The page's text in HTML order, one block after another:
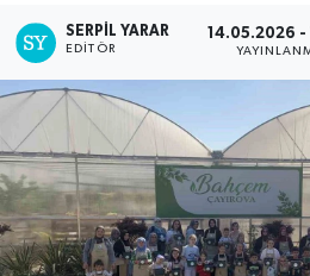
SERPİL YARAR
EDITÖR
14.05.2026 -